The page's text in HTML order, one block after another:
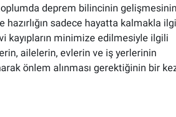
deprem bilincinin gelişmesinin
sadece hayatta kalmakla
kayıpların minimize edilmesiyle ilgili
ailelerin, evlerin ve iş yerlerinin
önlem alınması gerektiğinin bir